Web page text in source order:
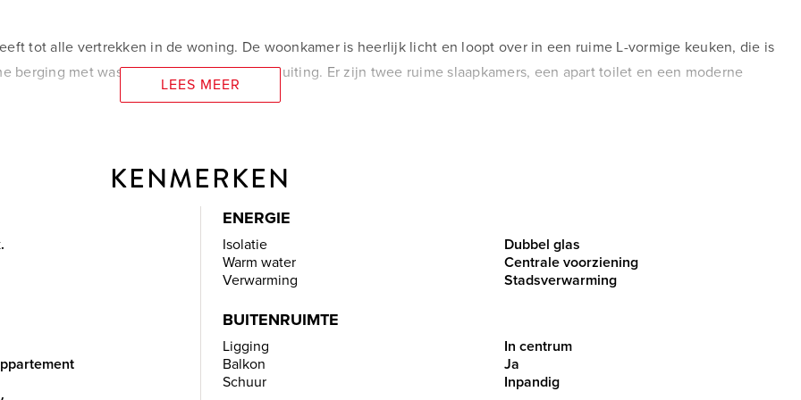
tot alle vertrekken in de woning. De woonkamer is heerlijk licht en loopt over in een ruime L-vormige keuken, die is
berging met wasmachine- en drogeraansluiting. Er zijn twee ruime slaapkamers, een apart toilet en een moderne
is er een prachtige gemeenschappelijke binnentuin.
LEES MEER
KENMERKEN
Appartement
ENERGIE
Isolatie
Dubbel glas
Warm water
Centrale voorziening
Verwarming
Stadsverwarming
BUITENRUIMTE
Ligging
In centrum
Balkon
Ja
Schuur
Inpandig